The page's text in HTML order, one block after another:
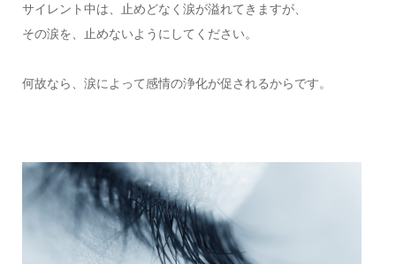
サイレント中は、止めどなく涙が溢れてきますが、
その涙を、止めないようにしてください。
何故なら、涙によって感情の浄化が促されるからです。